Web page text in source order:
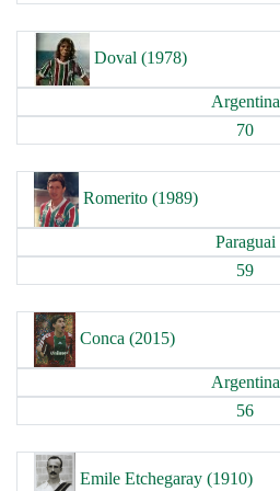
Doval (1978)
Argentina
70
Romerito (1989)
Paraguai
59
Conca (2015)
Argentina
56
Emile Etchegaray (1910)